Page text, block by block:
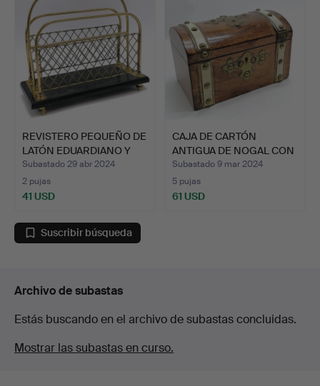
REVISTERO PEQUEÑO DE
LATÓN EDUARDIANO Y
MA…
Subastado 29 abr 2024
2 pujas
41 USD
CAJA DE CARTÓN
ANTIGUA DE NOGAL CON
BANDAS…
Subastado 9 mar 2024
5 pujas
61 USD
Suscribir búsqueda
Archivo de subastas
Estás buscando en el archivo de subastas concluidas.
Mostrar las subastas en curso.